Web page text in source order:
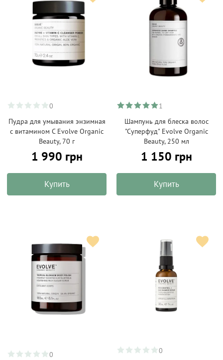
0
Пудра для умывания энзимная
с витамином С Evolve Organic
Beauty, 70 г
1 990 грн
Купить
1
Шампунь для блеска волос
"Суперфуд" Evolve Organic
Beauty, 250 мл
1 150 грн
Купить
0
0